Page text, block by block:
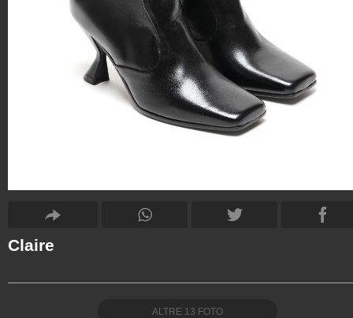
Claire
ALTRE 13 FOTO